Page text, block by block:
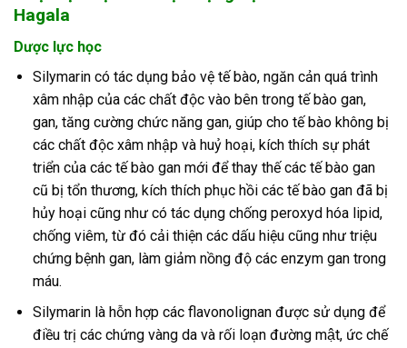
Hagala
Dược lực học
Silymarin có tác dụng bảo vệ tế bào, ngăn cản quá trình
xâm nhập của các chất độc vào bên trong tế bào gan,
gan, tăng cường chức năng gan, giúp cho tế bào không bị
các chất độc xâm nhập và huỷ hoại, kích thích sự phát
triển của các tế bào gan mới để thay thế các tế bào gan
cũ bị tổn thương, kích thích phục hồi các tế bào gan đã bị
hủy hoại cũng như có tác dụng chống peroxyd hóa lipid,
chống viêm, từ đó cải thiện các dấu hiệu cũng như triệu
chứng bệnh gan, làm giảm nồng độ các enzym gan trong
máu.
Silymarin là hỗn hợp các flavonolignan được sử dụng để
điều trị các chứng vàng da và rối loạn đường mật, ức chế